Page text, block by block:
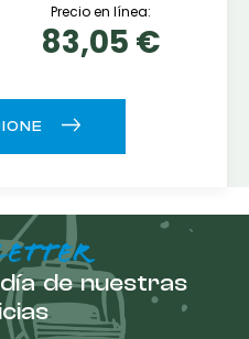
Precio en línea:
83,05 €
de nuestras